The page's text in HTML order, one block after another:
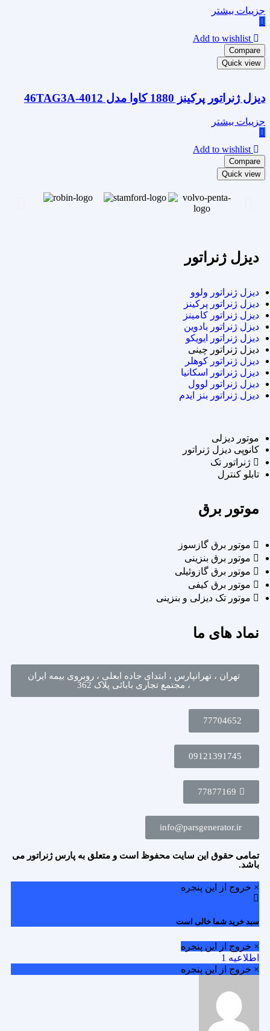
جزییات بیشتر
Add to wishlist
Compare
Quick view
دیزل ژنراتور پرکینز 1880 کاوا مدل 4012-46TAG3A
جزییات بیشتر
Add to wishlist
Compare
Quick view
دیزل ژنراتور
دیزل ژنراتور ولوو
دیزل ژنراتور پرکینز
دیزل ژنراتور کامینز
دیزل ژنراتور بادوین
دیزل ژنراتور ایویکو
دیزل ژنراتور چینی
دیزل ژنراتور کوهلر
دیزل ژنراتور اسکانیا
دیزل ژنراتور لوول
دیزل ژنراتور بنز ایدم
موتور دیزلی
کانوپی دیزل ژنراتور
ژنراتور تک
تابلو کنترل
موتور برق
موتور برق گازسوز
موتور برق بنزینی
موتور برق گازوئیلی
موتور برق کیفی
موتور تک دیزلی و بنزینی
نماد های ما
تهران ، تهرانپارس ، ابتدای جاده ابعلی ، روبروی بیمه ایران
، مجتمع تجاری بابائی پلاک 362
77704652
09121391745
77877169
info@parsgenerator.ir
تمامی حقوق این سایت محفوظ است و متعلق به پارس ژنراتور می
باشد.
× خروج از این پنجره
سبد خرید شما خالی است
× خروج از این پنجره
اطلاعیه 1
× خروج از این پنجره